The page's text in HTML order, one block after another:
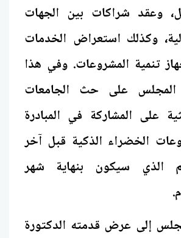
وعقد شراكات بين الجهات
وكذلك استعراض الخدمات
تنمية المشروعات. وفي هذا
المجلس على حث الجامعات
على المشاركة في المبادرة
الخضراء الذكية قبل آخر
الذي سيكون بنهاية شهر
إلى عرض قدمته الدكتورة